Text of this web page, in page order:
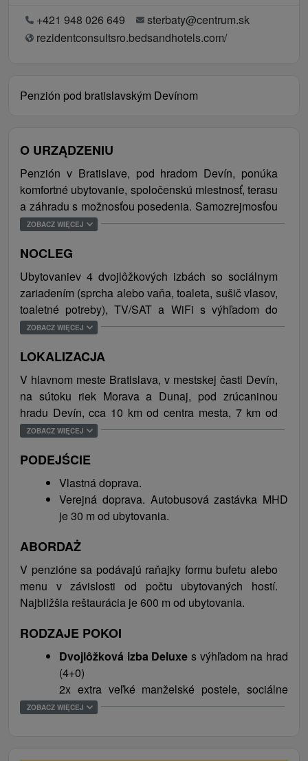
+421 948 026 649
sterbaty@centrum.sk
rezidentconsultsro.bedsandhotels.com/
Penzión pod bratislavským Devínom
O URZĄDZENIU
Penzión v Bratislave, pod hradom Devín, ponúka
komfortné ubytovanie, spoločenskú miestnosť, terasu
a záhradu s možnosťou posedenia. Samozrejmosťou
je bezplatné WiFi pripojenie na internet a súkromné
hlavného mesta s jedinečnou atmosférou. Mestská
časť sa nachádza na sútoku riek Morava a Dunaj a
pýši sa jednou z najvýznamnejších pamiatok
Bratislavy, hradom Devín. Ďalej tu nájdeme pamätník
Srdce Európy, pomník Brána Slobody, pod hradným
bralom nesmiete zabudnúť ochutnať miestnu
špecialitu, ríbezľové víno, a navštíviť Národnú
prírodnú rezerváciu Devínska Kobyla s jedinečnou
faunou a flórou, ktoré vyhľadávajú suchomilné a
teplomilné biotopy, a svoj domov tu má aj 26 druhov
popretkávaná bohatou koncentráciou cyklistických
trás. Samotné hlavné mesto má čo svojim
návštevníkom ponúknuť. Je kultúrnym centrom
Slovenska a sídli tu niekoľko múzeí, galérií, divadiel,
známa aj ako mesto s pulzujúcim nočným životom a
množstvom historických pamiatok. Dominantou
mesta je Bratislavský hrad a najatraktívnejšou časťou
Bratislavy je Staré mesto s najväčšou koncentráciou
historických pamiatok a kultúrnych inštitúcií.
ZOBACZ WIĘCEJ
NOCLEG
Ubytovaniev 4 dvojlôžkových izbách so sociálnym
zariadením (sprcha alebo vaňa, toaleta, sušič vlasov,
toaletné potreby), TV/SAT a WiFi s výhľadom do
záhrady alebo na hrad Devín. V každej izbe je
Súčasťou penziónu je aj spoločenská miestnosť, kde
sa podávajú kontinentálne alebo bufetové raňajky.
Celková kapacita ubytovania je 10 osôb.
ZOBACZ WIĘCEJ
LOKALIZACJA
V hlavnom meste Bratislava, v mestskej časti Devín,
na sútoku riek Morava a Dunaj, pod zrúcaninou
hradu Devín, cca 10 km od centra mesta, 7 km od
rekreačnej oblasti Železná studnička.
ZOBACZ WIĘCEJ
PODEJŚCIE
Vlastná doprava.
Verejná doprava. Autobusová zastávka MHD
je 30 m od ubytovania.
ABORDAŻ
V penzióne sa podávajú raňajky formu bufetu alebo
menu v závislosti od počtu ubytovaných hostí.
Najbližšia reštaurácia je 600 m od ubytovania.
RODZAJE POKOI
Dvojlôžková izba Deluxe s výhľadom na hrad
(4+0)
2x extra veľké manželské postele, sociálne
zariadenie (sprchový kút, bidet, toaleta),
ZOBACZ WIĘCEJ